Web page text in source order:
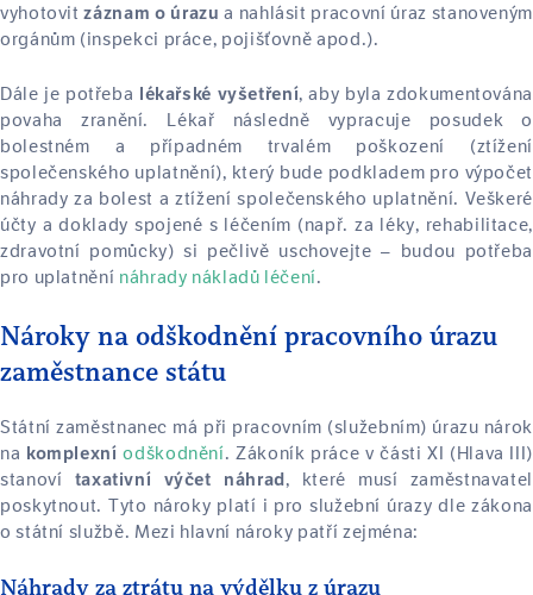
vyhotovitzáznam o úrazu a nahlásit pracovní úraz stanoveným
orgánům (inspekci práce, pojišťovně apod.).
Dále je potřeba lékařské vyšetření, aby byla zdokumentována
povaha zranění. Lékař následně vypracuje posudek o
bolestném a případném trvalém poškození (ztížení
společenského uplatnění), který bude podkladem pro výpočet
náhrady za bolest a ztížení společenského uplatnění. Veškeré
účty a doklady spojené s léčením (např. za léky, rehabilitace,
zdravotní pomůcky) si pečlivě uschovejte – budou potřeba
pro uplatnění náhrady nákladů léčení.
Nároky na odškodnění pracovního úrazu
zaměstnance státu
Státní zaměstnanec má při pracovním (služebním) úrazu nárok
na komplexníodškodnění. Zákoník práce v části XI (Hlava III)
stanoví taxativní výčet náhrad, které musí zaměstnavatel
poskytnout. Tyto nároky platí i pro služební úrazy dle zákona
o státní službě. Mezi hlavní nároky patří zejména:
Náhrady za ztrátu na výdělku z úrazu